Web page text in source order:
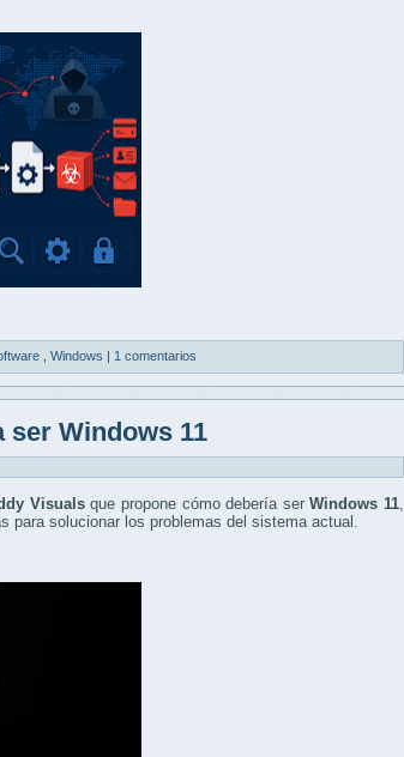
Windows | 1 comentarios
ser Windows 11
Visualsque propone cómo debería serWindows 11,
para solucionar los problemas del sistema actual.